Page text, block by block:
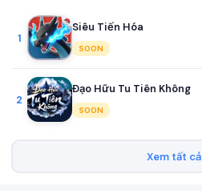
1
Siêu Tiến Hóa
SOON
2
Đạo Hữu Tu Tiên Không
SOON
Xem tất cả